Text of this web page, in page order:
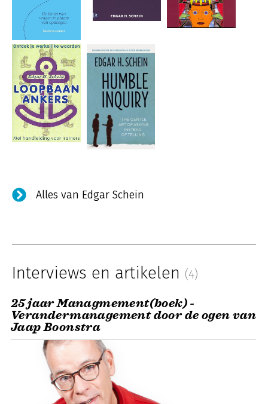
Alles van Edgar Schein
Interviews en artikelen (4)
25 jaar Managmement(boek) -
Verandermanagement door de ogen van
Jaap Boonstra